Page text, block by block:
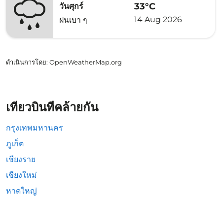
วันศุกร์
ฝนเบา ๆ
33°C
14 Aug 2026
ดำเนินการโดย: OpenWeatherMap.org
เที่ยวบินที่คล้ายกัน
กรุงเทพมหานคร
ภูเก็ต
เชียงราย
เชียงใหม่
หาดใหญ่